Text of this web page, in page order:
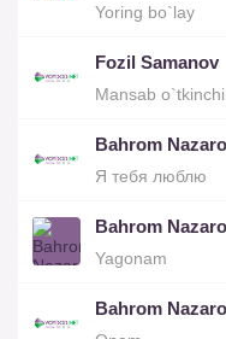
Yoring bo`lay
Fozil Samanov
Mansab o`tkinchi
Bahrom
Я тебя люблю
Bahrom
Yagonam
Bahrom